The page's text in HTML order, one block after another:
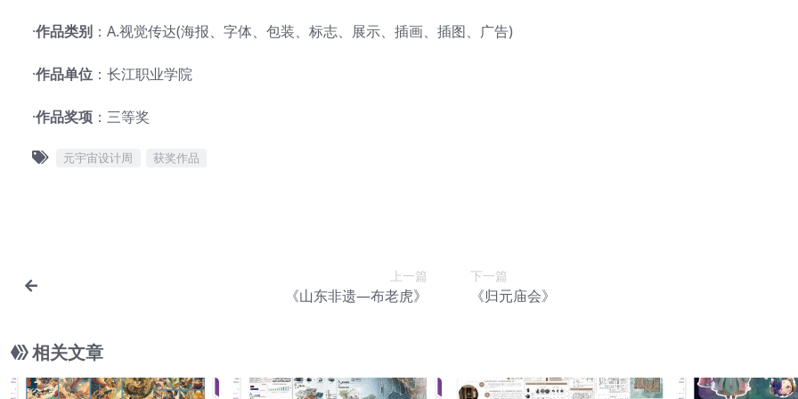
·作品类别 ：A.视觉传达(海报、字体、包装、标志、展示、插画、插图、广告)
·作品单位 ：长江职业学院
·作品奖项 ：三等奖
元宇宙设计周 获奖作品
上一篇
《山东非遗—布老虎》
下一篇
《归元庙会》
相关文章